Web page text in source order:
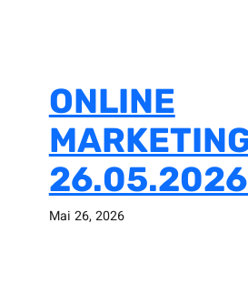
ONLINE
Mai 26, 2026